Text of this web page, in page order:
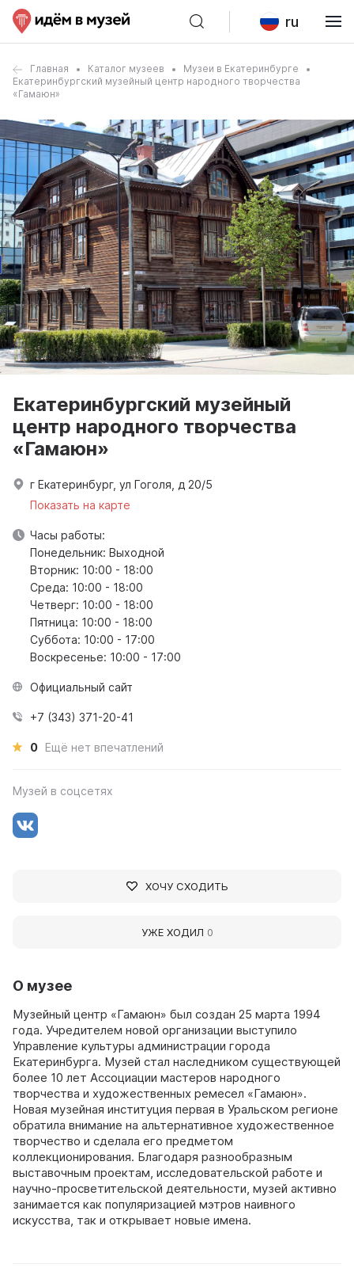
ru
Главная Каталог музеев
Музеи в Екатеринбурге
Екатеринбургский музейный центр народного творчества
«Гамаюн»
О музее
Музейный центр «Гамаюн» был создан 25 марта 1994
года. Учредителем новой организации выступило
Управление культуры администрации города
Екатеринбурга. Музей стал наследником существующей
более 10 лет Ассоциации мастеров народного
творчества и художественных ремесел «Гамаюн».
Новая музейная институция первая в Уральском регионе
обратила внимание на альтернативное художественное
творчество и сделала его предметом
коллекционирования. Благодаря разнообразным
выставочным проектам, исследовательской работе и
научно-просветительской деятельности, музей активно
занимается как популяризацией мэтров наивного
искусства, так и открывает новые имена.
Екатеринбургский музейный
центр народного творчества
«Гамаюн»
г Екатеринбург, ул Гоголя, д 20/5
Показать на карте
Часы работы:
Понедельник: Выходной
Вторник: 10:00 - 18:00
Среда: 10:00 - 18:00
Четверг: 10:00 - 18:00
Пятница: 10:00 - 18:00
Суббота: 10:00 - 17:00
Воскресенье: 10:00 - 17:00
Официальный сайт
+7 (343) 371-20-41
0 Ещё нет впечатлений
Музей в соцсетях
ХОЧУ СХОДИТЬ
УЖЕ ХОДИЛ 0